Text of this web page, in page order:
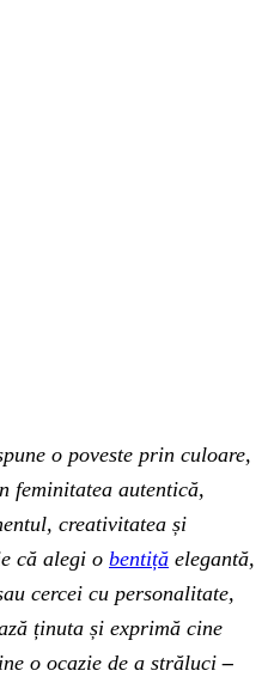
o poveste prin culoare,
feminitatea autentică,
creativitatea și
că alegi o bentiță elegantă,
cercei cu personalitate,
ținuta și exprimă cine
o ocazie de a străluci –